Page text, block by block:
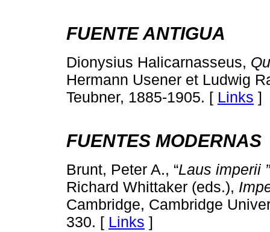
FUENTE ANTIGUA
Dionysius Halicarnasseus,
Hermann Usener et Ludwig
Teubner, 1885-1905. [ Links ]
FUENTES MODERNAS
Brunt, Peter A., “Laus imperii
Richard Whittaker (eds.),
Cambridge, Cambridge
330. [ Links ]